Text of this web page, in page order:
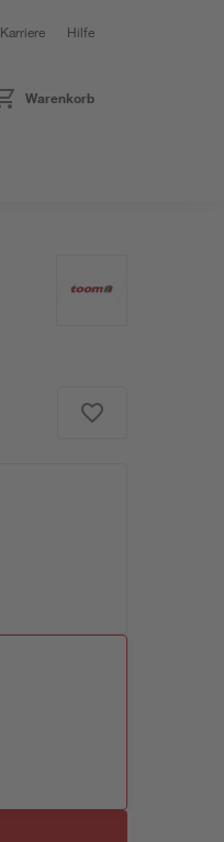
Karriere Hilfe
Warenkorb